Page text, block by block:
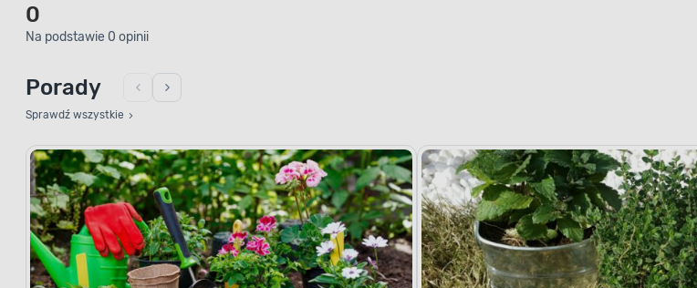
0
Na podstawie 0 opinii
Porady
Sprawdź wszystkie